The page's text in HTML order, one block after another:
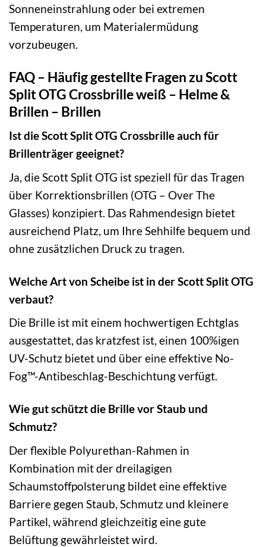
Sonneneinstrahlung oder bei extremen
Temperaturen, um Materialermüdung
vorzubeugen.
FAQ – Häufig gestellte Fragen zu Scott
Split OTG Crossbrille weiß – Helme &
Brillen – Brillen
Ist die Scott Split OTG Crossbrille auch für
Brillenträger geeignet?
Ja, die Scott Split OTG ist speziell für das Tragen
über Korrektionsbrillen (OTG – Over The
Glasses) konzipiert. Das Rahmendesign bietet
ausreichend Platz, um Ihre Sehhilfe bequem und
ohne zusätzlichen Druck zu tragen.
Welche Art von Scheibe ist in der Scott Split OTG
verbaut?
Die Brille ist mit einem hochwertigen Echtglas
ausgestattet, das kratzfest ist, einen 100%igen
UV-Schutz bietet und über eine effektive No-
Fog™-Antibeschlag-Beschichtung verfügt.
Wie gut schützt die Brille vor Staub und
Schmutz?
Der flexible Polyurethan-Rahmen in
Kombination mit der dreilagigen
Schaumstoffpolsterung bildet eine effektive
Barriere gegen Staub, Schmutz und kleinere
Partikel, während gleichzeitig eine gute
Belüftung gewährleistet wird.